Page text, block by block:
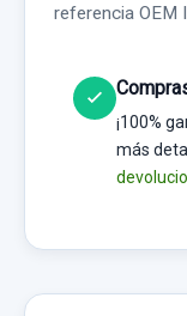
referencia
¡100%
más